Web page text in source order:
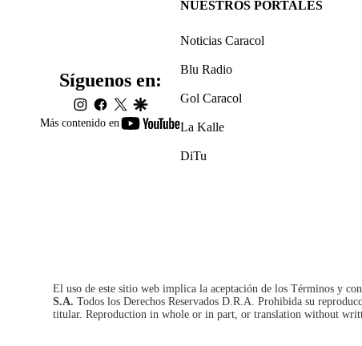
Más contenido en
youtube-
Síguenos en:
instagram
facebook
twittergoogle
NUESTROS PORTALES
Noticias Caracol
Blu Radio
Gol Caracol
La Kalle
DiTu
El uso de este sitio web implica la aceptación de los Términos y
S.A. Todos los Derechos Reservados D.R.A. Prohibida su
titular. Reproduction in whole or in part, or translation without